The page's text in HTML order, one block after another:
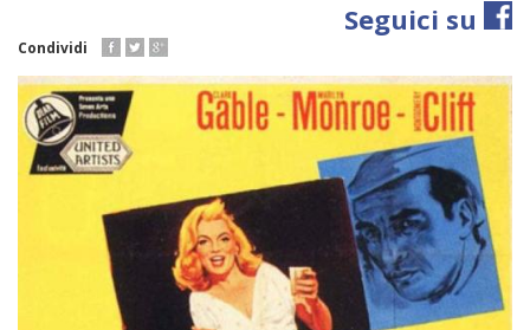
Seguici su
Condividi